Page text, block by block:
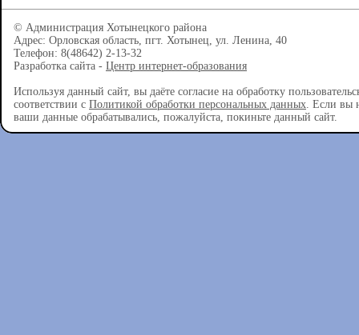
© Администрация Хотынецкого района
Адрес: Орловская область, пгт. Хотынец, ул. Ленина, 40
Телефон: 8(48642) 2-13-32
Разработка сайта - Центр интернет-образования
Используя данный сайт, вы даёте согласие на обработку
соответствии с Политикой обработки персональных данных. Если вы
ваши данные обрабатывались, пожалуйста, покиньте данный сайт.